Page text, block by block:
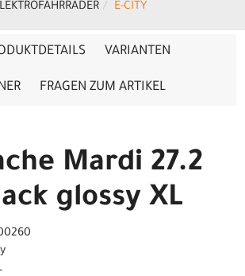
E-CITY
VARIANTEN
FRAGEN ZUM ARTIKEL
Mardi 27.2
glossy XL